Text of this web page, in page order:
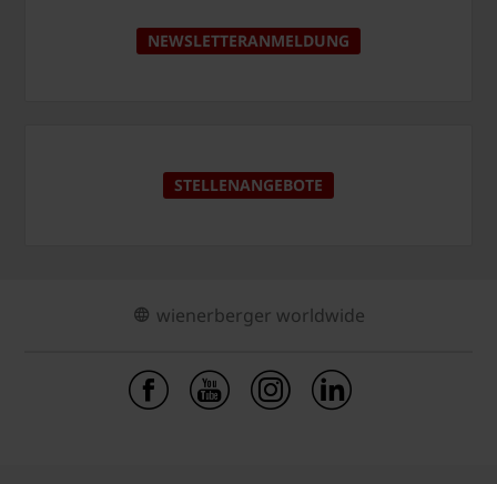
NEWSLETTERANMELDUNG
STELLENANGEBOTE
wienerberger worldwide